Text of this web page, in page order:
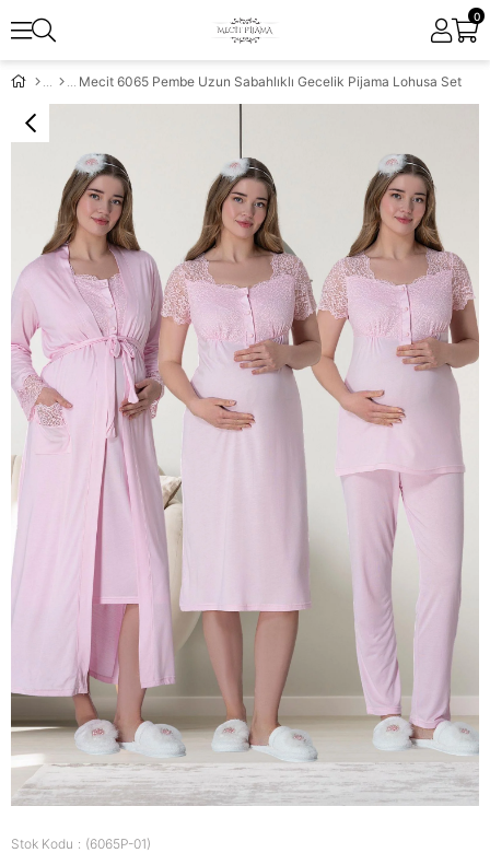
0
Mecit 6065 Pembe Uzun Sabahlıklı Gecelik Pijama Lohusa Set
Stok Kodu (6065P-01)